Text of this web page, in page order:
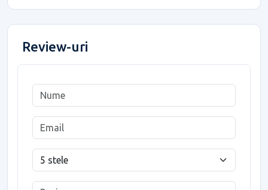
Review-uri